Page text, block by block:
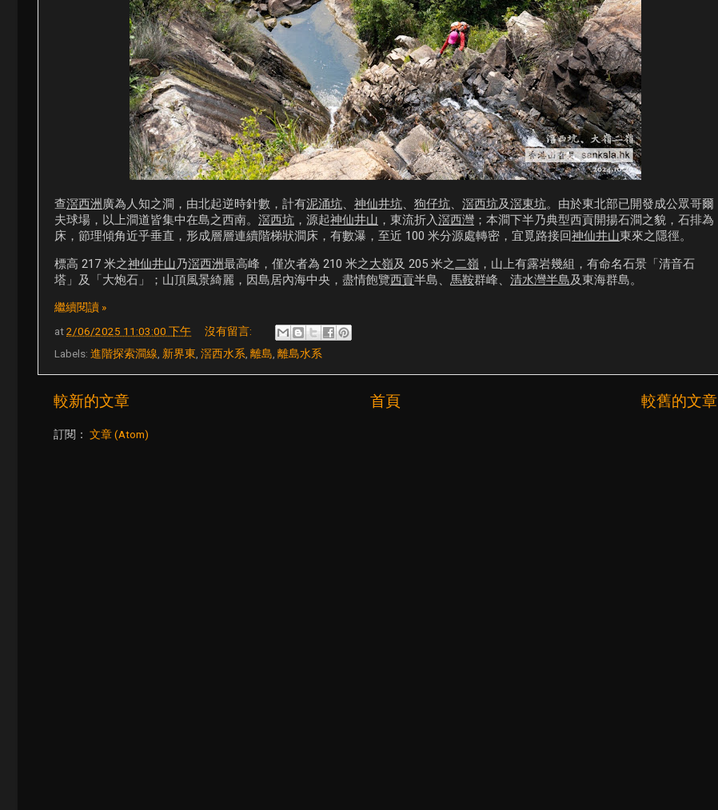
查滘西洲 廣為人知之澗，由北起逆時針數，計有泥涌坑、 神仙井坑、 狗仔坑、 滘西坑及滘東坑。由於東北部已開發成公眾哥爾
夫球場，以上澗道皆集中在島之西南。 滘西坑 ，源起神仙井山 ，東流折入滘西灣 ；本澗下半乃典型西貢開揚石澗之貌，石排為
床，節理傾角近乎垂直，形成層層連續階梯狀澗床，有數瀑，至近 100 米分源處轉密，宜覓路接回神仙井山東來之隱徑。
標高 217 米之神仙井山乃滘西洲最高峰，僅次者為 210 米之大嶺及 205 米之二嶺 ，山上有露岩幾組，有命名石景「清音石
塔」及「大炮石」；山頂風景綺麗，因島居內海中央，盡情飽覽西貢半島、 馬鞍群峰、 清水灣半島及東海群島。
繼續閱讀 »
at2/06/2025 11:03:00 下午
沒有留言:
Labels: 進階探索澗線, 新界東, 滘西水系, 離島, 離島水系
較新的文章 較舊的文章
首頁
訂閱： 文章 (Atom)